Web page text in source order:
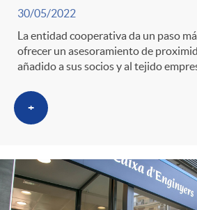
30/05/2022
La entidad cooperativa da un paso
ofrecer un asesoramiento de
añadido a sus socios y al tejido
+